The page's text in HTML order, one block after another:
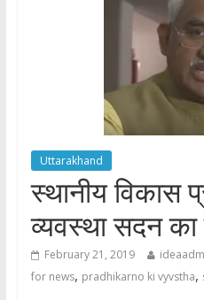
Uttarakhand
स्थानीय विकास
व्यवस्था सदन
February 21, 2019
for news, pradhikarno ki vyvstha,